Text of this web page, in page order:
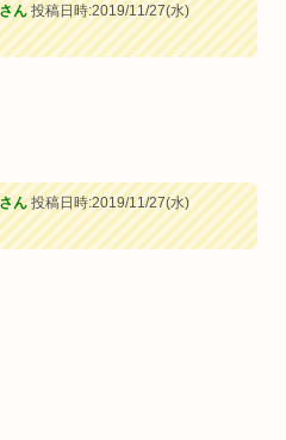
ん投稿日時:2019/11/27(水)
ん投稿日時:2019/11/27(水)